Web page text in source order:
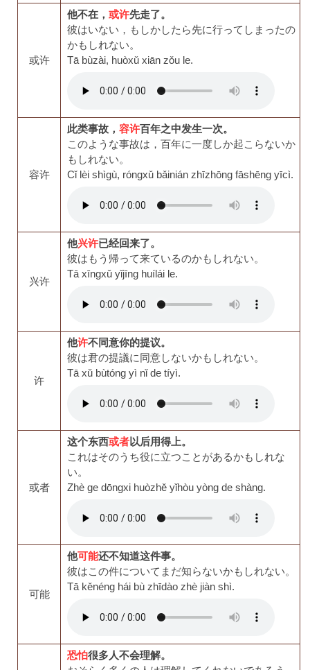
或许
他不在， 或许先走了。
彼はいない，もしかしたら先に行ってしまったの
かもしれない。
Tā bùzài, huòxǔ xiān zǒu le.
容许
此类事故， 容许百年之中发生一次。
このような事故は，百年に一度しか起こらないか
もしれない。
Cǐ lèi shìgù, róngxǔ bǎinián zhīzhōng fāshēng yīcì.
兴许
他兴许已经回来了。
彼はもう帰って来ているのかもしれない。
Tā xīngxǔ yǐjīng huílái le.
许
他许不同意你的提议。
彼は君の提議に同意しないかもしれない。
Tā xǔ bùtóng yì nǐ de tíyì.
或者
这个东西或者以后用得上。
これはそのうち役に立つことがあるかもしれな
い。
Zhè ge dōngxi huòzhě yǐhòu yòng de shàng.
可能
他可能还不知道这件事。
彼はこの件についてまだ知らないかもしれない。
Tā kěnéng hái bù zhīdào zhè jiàn shì.
恐怕很多人不会理解。